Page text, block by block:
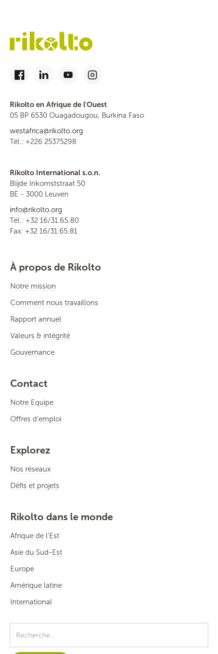
Rikolto en Afrique de l'Ouest
05 BP 6530 Ouagadougou, Burkina Faso
westafrica@rikolto.org
Tél.: +226 25375298
Rikolto International s.o.n.
Blijde Inkomststraat 50
BE - 3000 Leuven
info@rikolto.org
Tél.: +32 16/31.65.80
Fax: +32 16/31.65.81
À propos de Rikolto
Notre mission
Comment nous travaillons
Rapport annuel
Valeurs & intégrité
Gouvernance
Contact
Notre Equipe
Offres d'emploi
Explorez
Nos réseaux
Défis et projets
Rikolto dans le monde
Afrique de l'Est
Asie du Sud-Est
Europe
Amérique latine
International